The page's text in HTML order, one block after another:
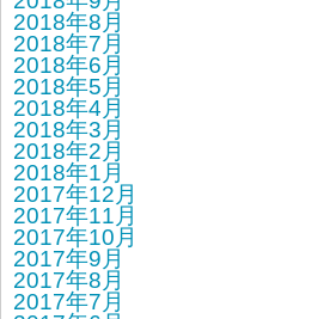
2018年8月
2018年7月
2018年6月
2018年5月
2018年4月
2018年3月
2018年2月
2018年1月
2017年12月
2017年11月
2017年10月
2017年9月
2017年8月
2017年7月